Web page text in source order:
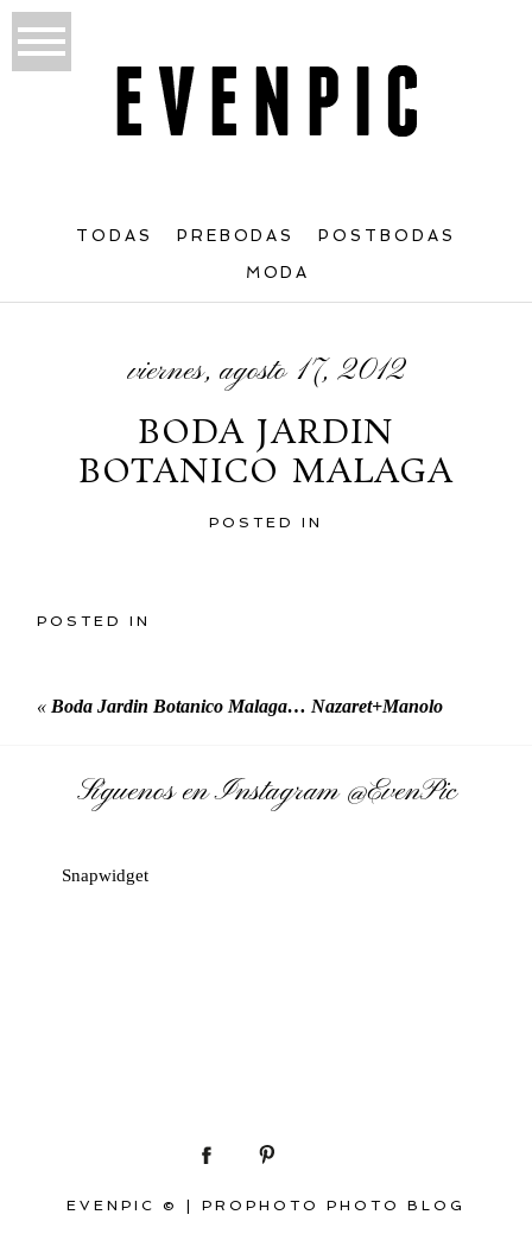
TODAS PREBODAS POSTBODAS
MODA
viernes, agosto 17, 2012
BODA JARDIN
BOTANICO MALAGA
POSTED IN
POSTED IN
« Boda Jardin Botanico Malaga… Nazaret+Manolo
Síguenos en Instagram@EvenPic
Snapwidget
EVENPIC © PROPHOTO PHOTO BLOG